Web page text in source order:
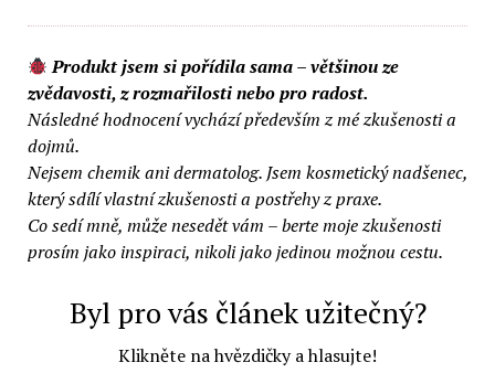
Produkt jsem si pořídila sama – většinou ze
zvědavosti, z rozmařilosti nebo pro radost.
Následné hodnocení vychází především z mé zkušenosti a
dojmů.
Nejsem chemik ani dermatolog. Jsem kosmetický nadšenec,
který sdílí vlastní zkušenosti a postřehy z praxe.
Co sedí mně, může nesedět vám – berte moje zkušenosti
prosím jako inspiraci, nikoli jako jedinou možnou cestu.
Byl pro vás článek užitečný?
Klikněte na hvězdičky a hlasujte!